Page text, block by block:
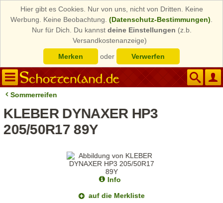
Hier gibt es Cookies. Nur von uns, nicht von Dritten. Keine
Werbung. Keine Beobachtung. (Datenschutz-Bestimmungen)
Nur für Dich. Du kannst deine Einstellungen (z.b.
Versandkostenanzeige)
Merken
oder Verwerfen
Sommerreifen
KLEBER DYNAXER HP3
205/50R17 89Y
Info
auf die Merkliste